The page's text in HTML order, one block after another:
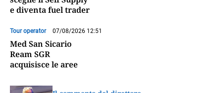
e diventa fuel trader
Tour operator 07/08/2026 12:51
Med San Sicario
Ream SGR
acquisisce le aree